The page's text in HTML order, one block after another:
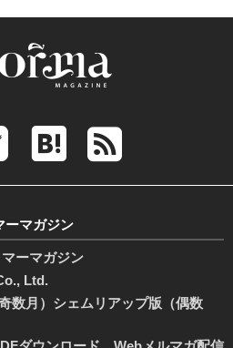
ーマガジン
ーマガジン
Ltd.
数月）シェムリアップ版（偶数